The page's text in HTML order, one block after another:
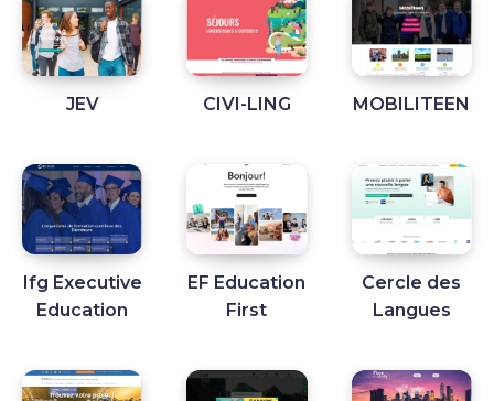
JEV CIVI-LING MOBILITEEN
Ifg Executive
Education
EF Education
First
Cercle des
Langues